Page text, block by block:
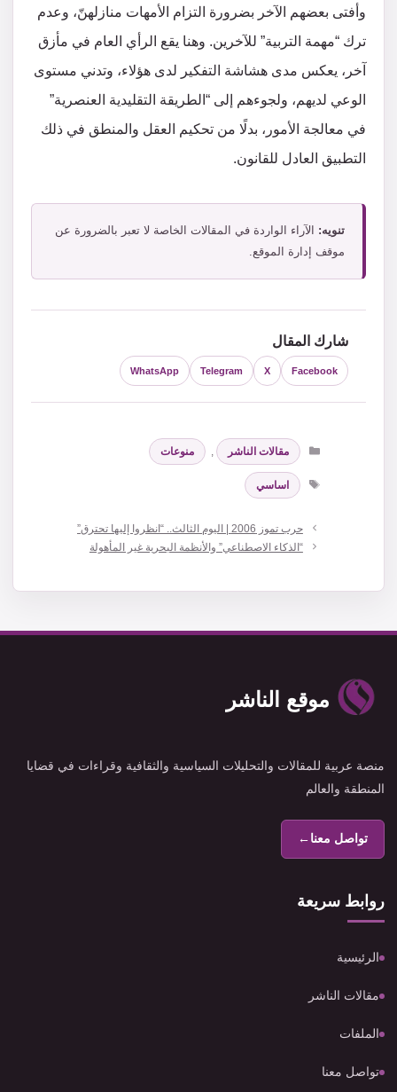
وأفتى بعضهم الآخر بضرورة التزام الأمهات منازلهنّ، وعدم
ترك “مهمة التربية” للآخرين. وهنا يقع الرأي العام في مأزق
آخر، يعكس مدى هشاشة التفكير لدى هؤلاء، وتدني مستوى
الوعي لديهم، ولجوءهم إلى “الطريقة التقليدية العنصرية”
في معالجة الأمور، بدلًا من تحكيم العقل والمنطق في ذلك
التطبيق العادل للقانون.
تنويه: الآراء الواردة في المقالات الخاصة لا تعبر بالضرورة عن
موقف إدارة الموقع.
شارك المقال
Facebook
X
Telegram
WhatsApp
التصنيفات
مقالات الناشر ,
منوعات
الوسوم
اساسي
حرب تموز 2006 | اليوم الثالث.. “انظروا إليها تحترق”
“الذكاء الاصطناعي” والأنظمة البحرية غير المأهولة
موقع الناشر
منصة عربية للمقالات والتحليلات السياسية والثقافية وقراءات في قضايا
المنطقة والعالم
تواصل معنا←
روابط سريعة
الرئيسية
مقالات الناشر
الملفات
تواصل معنا